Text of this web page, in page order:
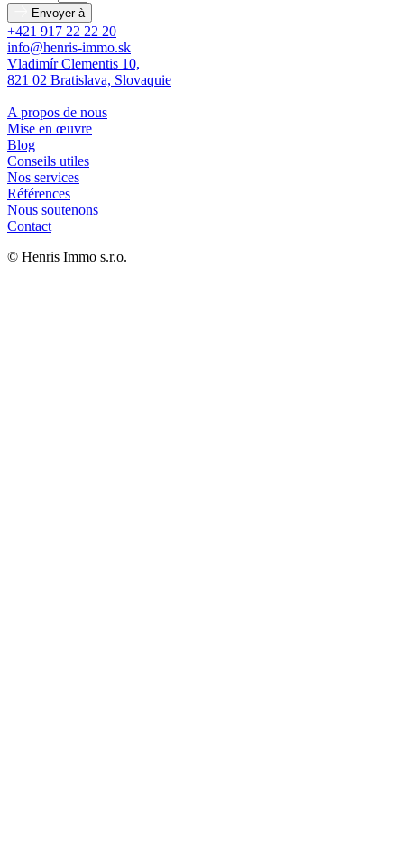
Envoyer à
+421 917 22 22 20
info@henris-immo.sk
Vladimír Clementis 10,
821 02 Bratislava, Slovaquie
A propos de nous
Mise en œuvre
Blog
Conseils utiles
Nos services
Références
Nous soutenons
Contact
© Henris Immo s.r.o.